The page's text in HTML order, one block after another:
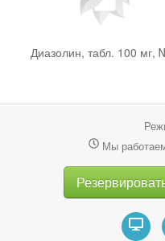
Диазолин, табл. 100 мг,
Мы